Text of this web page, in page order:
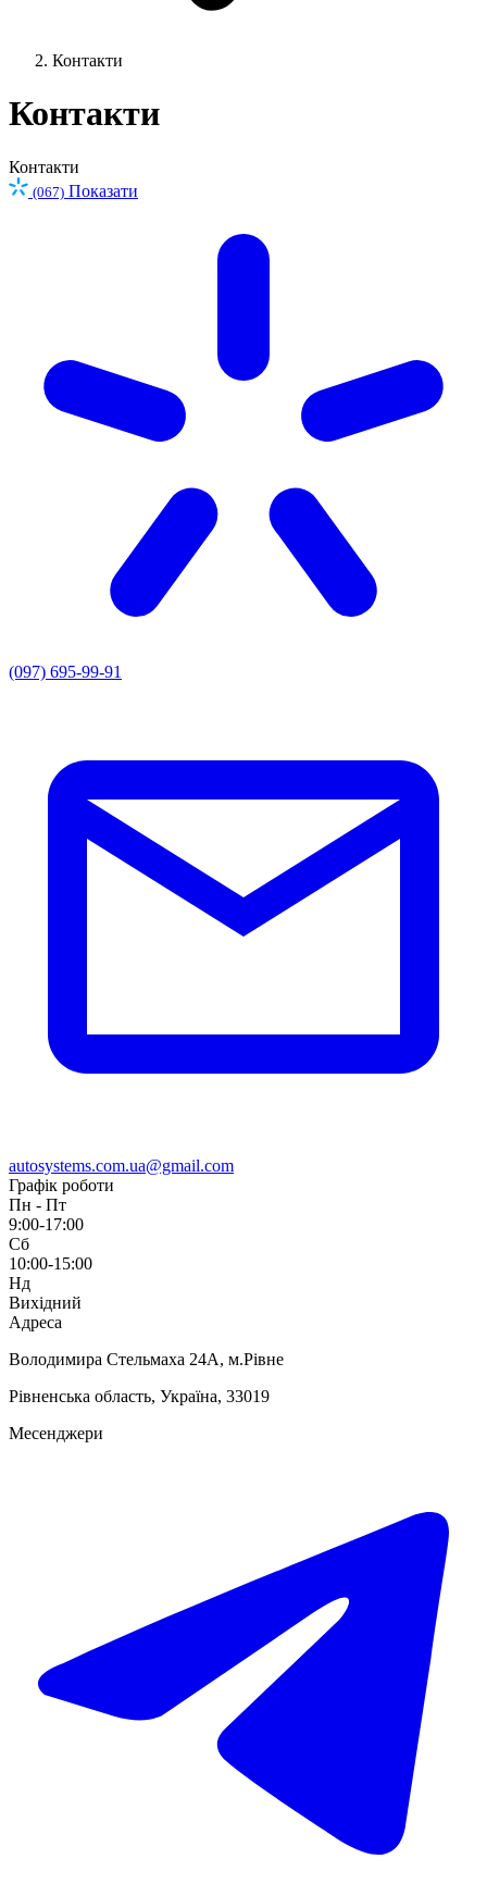
Контакти
Контакти
Контакти
(067) Показати
(097) 695-99-91
autosystems.com.ua@gmail.com
Графік роботи
Пн - Пт
9:00-17:00
Сб
10:00-15:00
Нд
Вихідний
Адреса
Володимира Стельмаха 24А, м.Рівне
Рівненська область, Україна, 33019
Месенджери